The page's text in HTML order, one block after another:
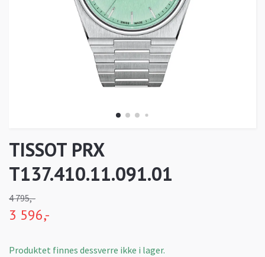
TISSOT PRX
T137.410.11.091.01
4 795,-
3 596,-
Produktet finnes dessverre ikke i lager.